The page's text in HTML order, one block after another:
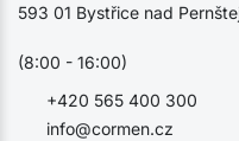
info@cormen.cz
+420 565 400 300
593 01 Bystřice nad
(8:00 - 16:00)